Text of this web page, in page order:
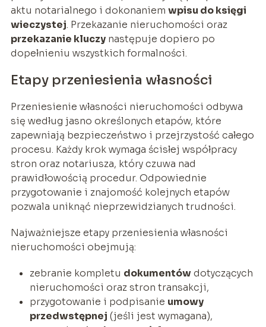
aktu notarialnego i dokonaniem wpisu do księgi
wieczystej. Przekazanie nieruchomości oraz
przekazanie kluczynastępuje dopiero po
dopełnieniu wszystkich formalności.
Etapy przeniesienia własności
Przeniesienie własności nieruchomości odbywa
się według jasno określonych etapów, które
zapewniają bezpieczeństwo i przejrzystość całego
procesu. Każdy krok wymaga ścisłej współpracy
stron oraz notariusza, który czuwa nad
prawidłowością procedur. Odpowiednie
przygotowanie i znajomość kolejnych etapów
pozwala uniknąć nieprzewidzianych trudności.
Najważniejsze etapy przeniesienia własności
nieruchomości obejmują:
zebranie kompletu dokumentówdotyczących
nieruchomości oraz stron transakcji,
przygotowanie i podpisanie umowy
przedwstępnej (jeśli jest wymagana),